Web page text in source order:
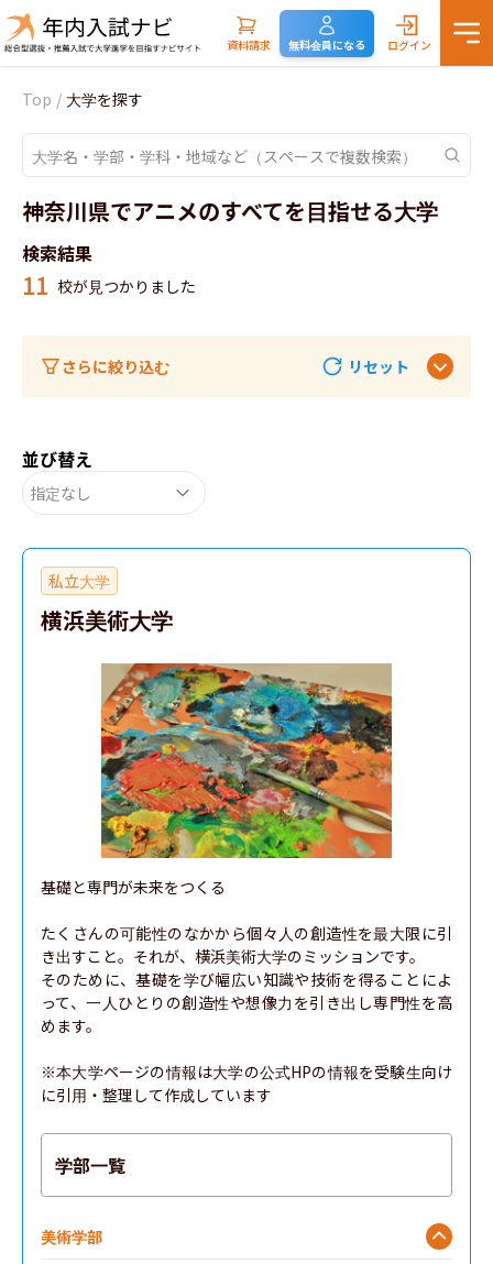
資料請求 無料会員になる ログイン
Top / 大学を探す
神奈川県でアニメのすべてを目指せる大学
検索結果
11 校が見つかりました
さらに絞り込む リセット
並び替え
指定なし
私立大学
横浜美術大学
基礎と専門が未来をつくる
たくさんの可能性のなかから個々人の創造性を最大限に引
き出すこと。それが、横浜美術大学のミッションです。
そのために、基礎を学び幅広い知識や技術を得ることによ
って、一人ひとりの創造性や想像力を引き出し専門性を高
めます。
※本大学ページの情報は大学の公式HPの情報を受験生向け
に引用・整理して作成しています
学部一覧
美術学部